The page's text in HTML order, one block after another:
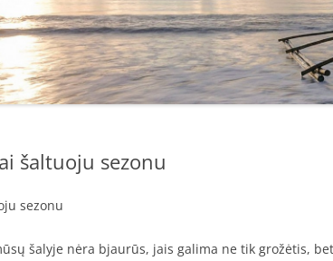
šaltuoju sezonu
sezonu
šalyje nėra bjaurūs, jais galima ne tik grožėtis,